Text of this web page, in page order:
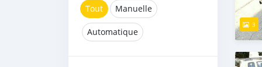
Tout Manuelle
Automatique
3